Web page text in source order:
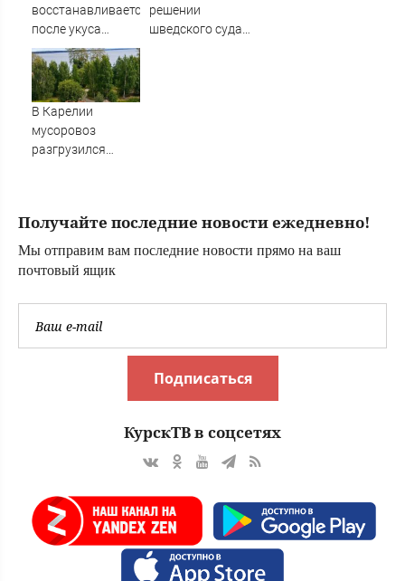
восстанавливается
после укуса
клеща, может
выезжать из
дома благодаря
специальному
решении
шведского суда
В Карелии
мусоровоз
разгрузился
Получайте последние новости ежедневно!
Мы отправим вам последние новости прямо на ваш
почтовый ящик
Подписаться
КурскТВ в соцсетях